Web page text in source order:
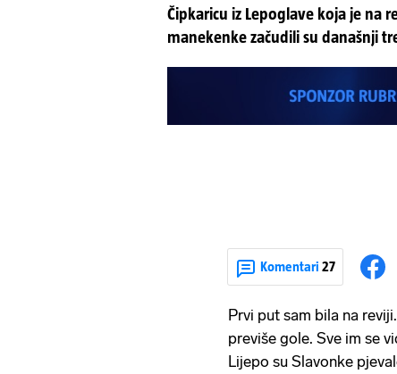
Čipkaricu iz Lepoglave koja je na
manekenke začudili su današnji
Komentari 27
Prvi put sam bila na
previše gole. Sve im se
Lijepo su Slavonke